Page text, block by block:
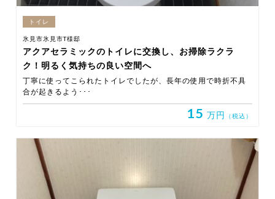
トイレ
氷見市氷見市T様邸
アクアセラミックのトイレに交換し、お掃除ラクラ
ク！明るく気持ちの良い空間へ
丁寧に使ってこられたトイレでしたが、長年の使用で時折不具
合が起きるよう･･･
15 万円 （税込）